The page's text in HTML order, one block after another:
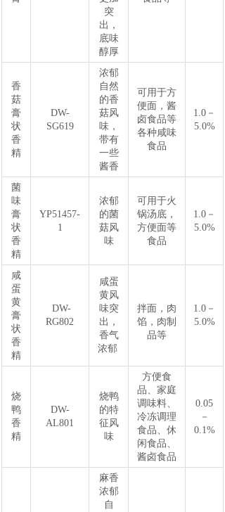
突
出，
底味
醇厚
香
菇
膏
状
香
精
DW-
SG619
浓郁
自然
的香
菇风
味，
带有
一些
酱香
可用于方
便面，酱
卤食品等
各种咸味
食品
1.0－
5.0%
菌
味
膏
状
香
精
YP51457-
1
浓郁
的菌
菇风
味
可用于火
锅汤底，
方便面等
食品
1.0－
5.0%
咸
蛋
黄
膏
状
香
精
DW-
RG802
咸蛋
黄风
味突
出，
香气
浓郁
拌面，肉
馅，肉制
品等
1.0－
5.0%
烧
鸭
香
精
DW-
AL801
烧鸭
的特
征风
味
方便食
品、家庭
调味料、
冷冻调理
食品、休
闲食品、
酱卤食品
0.05
－
0.1%
麻香
浓郁
自